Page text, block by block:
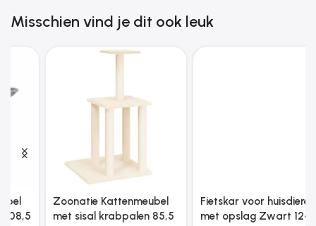
Misschien vind je dit ook leuk
Zoonatie Kattenmeubel
met sisal krabpalen 85,5
Fietskar voor huisdieren
met opslag Zwart 124.5